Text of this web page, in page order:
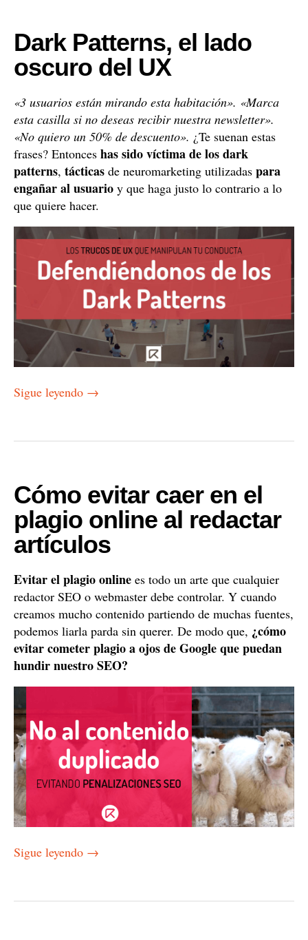
Dark Patterns, el lado
oscuro del UX
«3 usuarios están mirando esta habitación». «Marca
esta casilla si no deseas recibir nuestra newsletter».
«No quiero un 50% de descuento». ¿Te suenan estas
frases? Entonces has sido víctima de los dark
patterns, tácticas de neuromarketing utilizadas para
engañar al usuario y que haga justo lo contrario a lo
que quiere hacer.
Sigue leyendo →
Cómo evitar caer en el
plagio online al redactar
artículos
Evitar el plagio online es todo un arte que cualquier
redactor SEO o webmaster debe controlar. Y cuando
creamos mucho contenido partiendo de muchas fuentes,
podemos liarla parda sin querer. De modo que, ¿cómo
evitar cometer plagio a ojos de Google que puedan
hundir nuestro SEO?
Sigue leyendo →